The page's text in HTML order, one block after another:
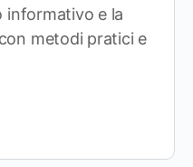
informativo e la
metodi pratici e